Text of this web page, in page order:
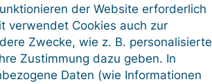
Broschüre herunterladen
der Website erforderlich
verwendet Cookies auch zur
Zwecke, wie z. B. personalisierte
Zustimmung dazu geben. In
Daten (wie Informationen